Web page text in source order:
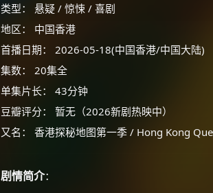
类型： 悬疑 / 惊悚 / 喜剧
地区： 中国香港
首播日期： 2026-05-18(中国香港/中国大陆)
集数： 20集全
单集片长： 43分钟
豆瓣评分： 暂无（2026新剧热映中）
又名： 香港探秘地图第一季 / Hong Kong
剧情简介：